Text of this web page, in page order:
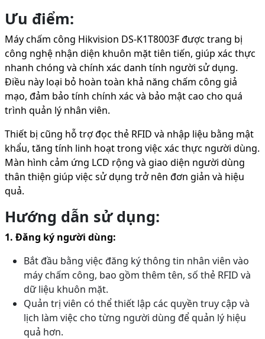
Ưu điểm:
Máy chấm công Hikvision DS-K1T8003F được trang bị
công nghệ nhận diện khuôn mặt tiên tiến, giúp xác thực
nhanh chóng và chính xác danh tính người sử dụng.
Điều này loại bỏ hoàn toàn khả năng chấm công giả
mạo, đảm bảo tính chính xác và bảo mật cao cho quá
trình quản lý nhân viên.
Thiết bị cũng hỗ trợ đọc thẻ RFID và nhập liệu bằng mật
khẩu, tăng tính linh hoạt trong việc xác thực người dùng.
Màn hình cảm ứng LCD rộng và giao diện người dùng
thân thiện giúp việc sử dụng trở nên đơn giản và hiệu
quả.
Hướng dẫn sử dụng:
1. Đăng ký người dùng:
Bắt đầu bằng việc đăng ký thông tin nhân viên vào
máy chấm công, bao gồm thêm tên, số thẻ RFID và
dữ liệu khuôn mặt.
Quản trị viên có thể thiết lập các quyền truy cập và
lịch làm việc cho từng người dùng để quản lý hiệu
quả hơn.